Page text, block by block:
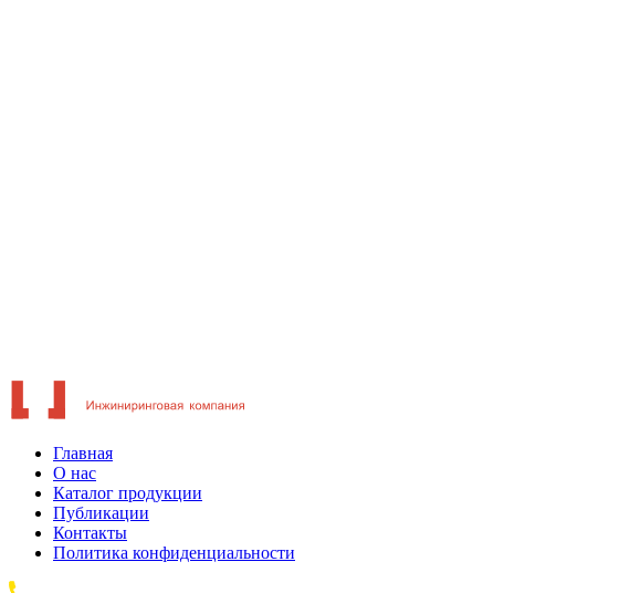
Главная
О нас
Каталог продукции
Публикации
Контакты
Политика конфиденциальности